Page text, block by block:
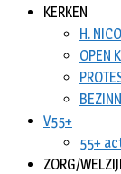
KERKEN
H.
OPEN
V55+
55+
ZORG/